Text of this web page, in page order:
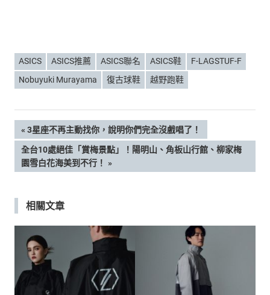
ASICS ASICS推薦 ASICS聯名 ASICS鞋
F-LAGSTUF-F
Nobuyuki Murayama
復古球鞋 越野跑鞋
文
章
覽
PREVIOUS
POST:
3星座不再主動找你，說明你們完全沒戲唱了！
NEXT
POST:
全台10處絕佳「賞梅景點」！陽明山、角板山行館、柳家梅
園雪白花海美到不行！
相關文章